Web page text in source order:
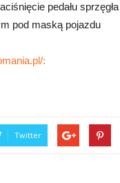
pedału sprzęgła
pod maską pojazdu
:
Twitter